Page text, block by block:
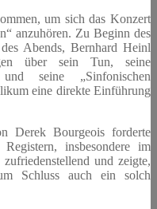
um sich das Konzert
anzuhören. Zu Beginn des
Abends, Bernhard Heinl
über sein Tun, seine
seine „Sinfonischen
eine direkte Einführung
Derek Bourgeois forderte
insbesondere im
und zeigte,
Schluss auch ein solch